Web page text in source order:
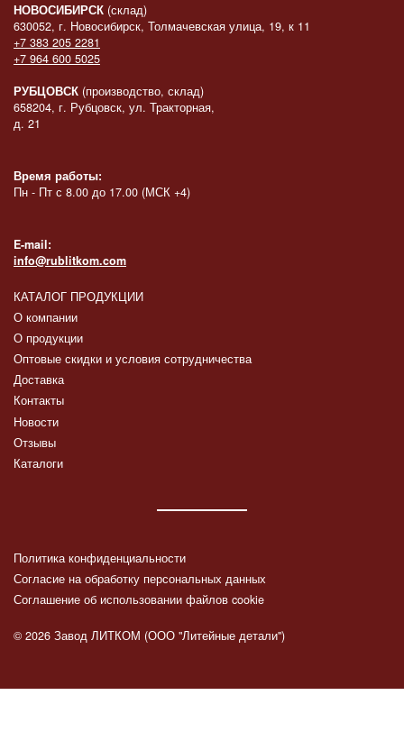
НОВОСИБИРСК (склад)
630052, г. Новосибирск, Толмачевская улица, 19, к 11
+7 383 205 2281
+7 964 600 5025
РУБЦОВСК (производство, склад)
658204, г. Рубцовск, ул. Тракторная,
д. 21
Время работы:
Пн - Пт с 8.00 до 17.00 (МСК +4)
E-mail:
info@rublitkom.com
КАТАЛОГ ПРОДУКЦИИ
О компании
О продукции
Оптовые скидки и условия сотрудничества
Доставка
Контакты
Новости
Отзывы
Каталоги
Политика конфиденциальности
Согласие на обработку персональных данных
Соглашение об использовании файлов cookie
© 2026 Завод ЛИТКОМ (ООО "Литейные детали")